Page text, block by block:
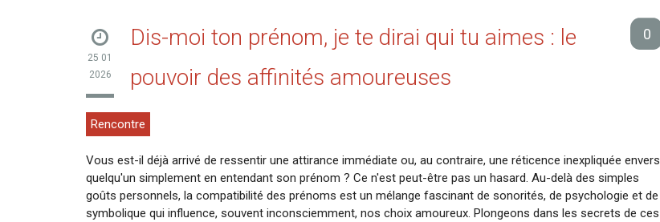
25 01
2026
Dis-moi ton prénom, je te dirai qui tu aimes : le
pouvoir des affinités amoureuses
0
Rencontre
Vous est-il déjà arrivé de ressentir une attirance immédiate ou, au contraire, une réticence inexpliquée envers
quelqu'un simplement en entendant son prénom ? Ce n'est peut-être pas un hasard. Au-delà des simples
goûts personnels, la compatibilité des prénoms est un mélange fascinant de sonorités, de psychologie et de
symbolique qui influence, souvent inconsciemment, nos choix amoureux. Plongeons dans les secrets de ces